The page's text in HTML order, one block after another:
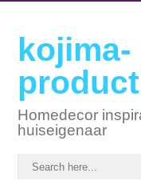
kojima-
Homedecor
huiseigenaar